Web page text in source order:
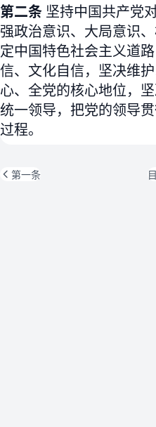
第二条 坚持中国共产党
强政治意识、大局意识
定中国特色社会主义道
信、文化自信，坚决维
心、全党的核心地位，
统一领导，把党的领导
过程。
第一条